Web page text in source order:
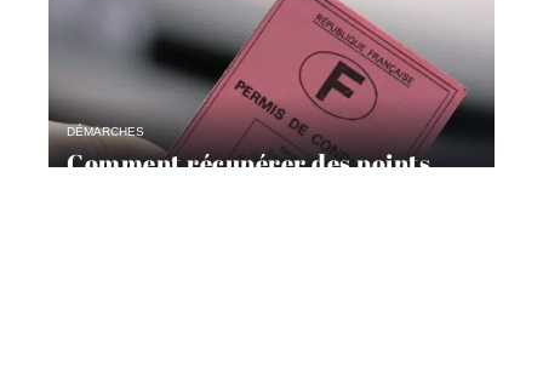
DÉMARCHES
Comment récupérer des points